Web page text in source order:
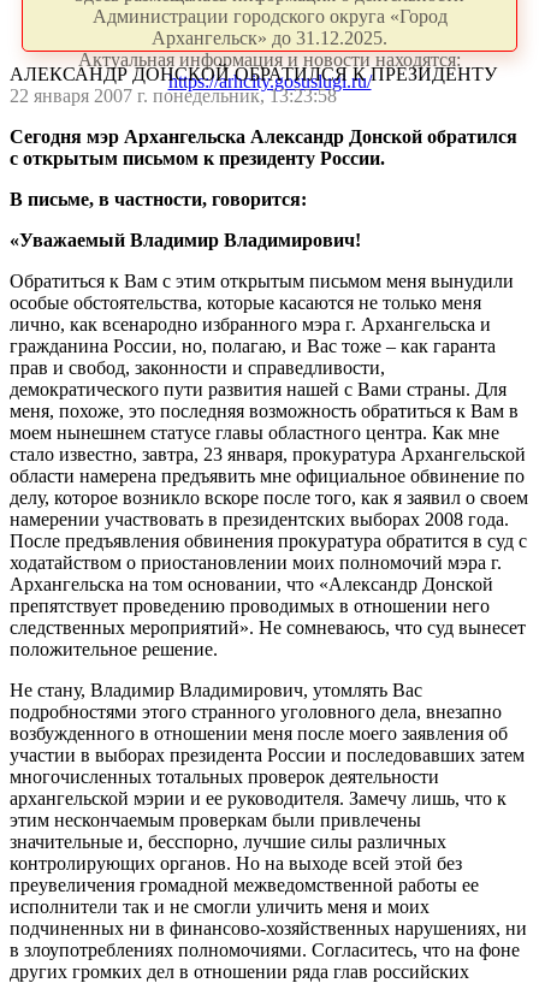
Администрации городского округа «Город
Архангельск» до 31.12.2025.
Актуальная информация и новости находятся:
https://arhcity.gosuslugi.ru/
АЛЕКСАНДР ДОНСКОЙ ОБРАТИЛСЯ К ПРЕЗИДЕНТУ
22 января 2007 г. понедельник, 13:23:58
Сегодня мэр Архангельска Александр Донской обратился
с открытым письмом к президенту России.
В письме, в частности, говорится:
«Уважаемый Владимир Владимирович!
Обратиться к Вам с этим открытым письмом меня вынудили
особые обстоятельства, которые касаются не только меня
лично, как всенародно избранного мэра г. Архангельска и
гражданина России, но, полагаю, и Вас тоже – как гаранта
прав и свобод, законности и справедливости,
демократического пути развития нашей с Вами страны. Для
меня, похоже, это последняя возможность обратиться к Вам в
моем нынешнем статусе главы областного центра. Как мне
стало известно, завтра, 23 января, прокуратура Архангельской
области намерена предъявить мне официальное обвинение по
делу, которое возникло вскоре после того, как я заявил о своем
намерении участвовать в президентских выборах 2008 года.
После предъявления обвинения прокуратура обратится в суд с
ходатайством о приостановлении моих полномочий мэра г.
Архангельска на том основании, что «Александр Донской
препятствует проведению проводимых в отношении него
следственных мероприятий». Не сомневаюсь, что суд вынесет
положительное решение.
Не стану, Владимир Владимирович, утомлять Вас
подробностями этого странного уголовного дела, внезапно
возбужденного в отношении меня после моего заявления об
участии в выборах президента России и последовавших затем
многочисленных тотальных проверок деятельности
архангельской мэрии и ее руководителя. Замечу лишь, что к
этим нескончаемым проверкам были привлечены
значительные и, бесспорно, лучшие силы различных
контролирующих органов. Но на выходе всей этой без
преувеличения громадной межведомственной работы ее
исполнители так и не смогли уличить меня и моих
подчиненных ни в финансово-хозяйственных нарушениях, ни
в злоупотреблениях полномочиями. Согласитесь, что на фоне
других громких дел в отношении ряда глав российских